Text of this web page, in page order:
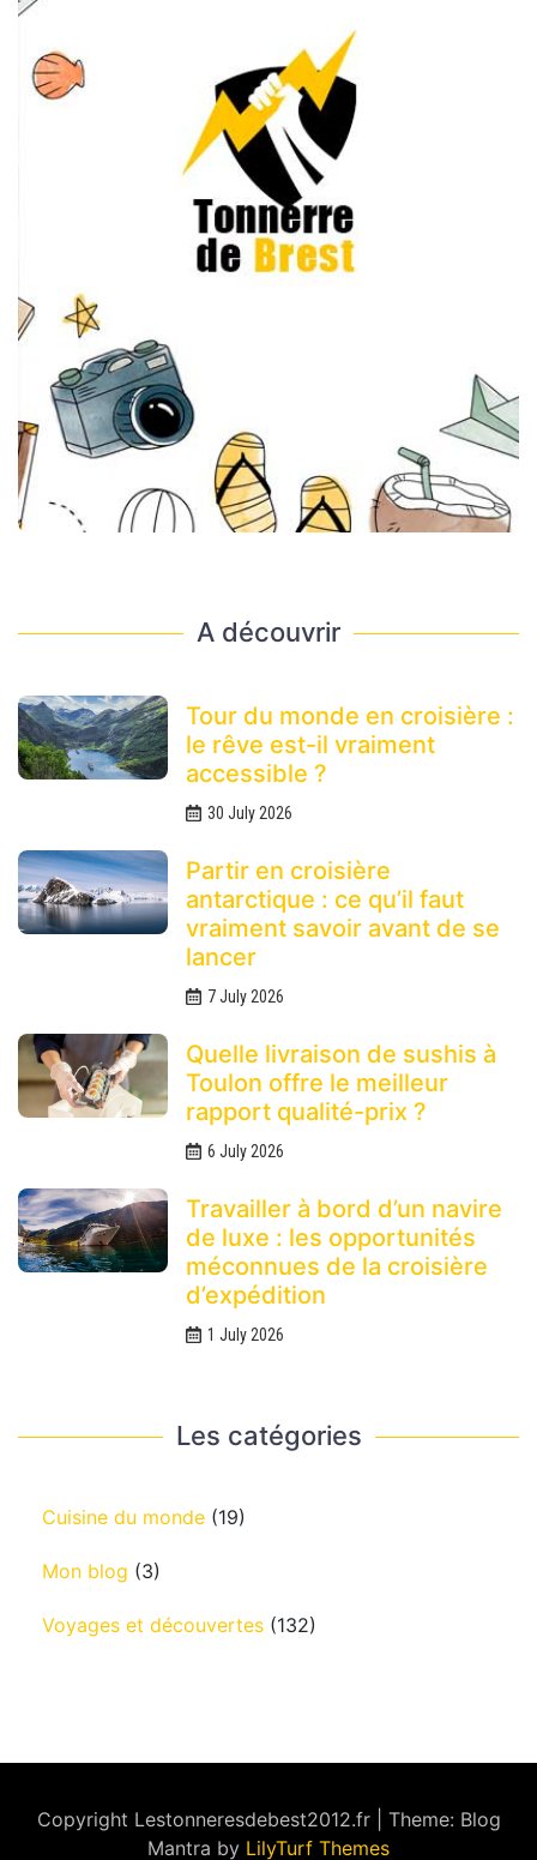
A découvrir
Tour du monde en croisière :
le rêve est-il vraiment
accessible ?
30 July 2026
Partir en croisière
antarctique : ce qu’il faut
vraiment savoir avant de se
lancer
7 July 2026
Quelle livraison de sushis à
Toulon offre le meilleur
rapport qualité-prix ?
6 July 2026
Travailler à bord d’un navire
de luxe : les opportunités
méconnues de la croisière
d’expédition
1 July 2026
Les catégories
Cuisine du monde (19)
Mon blog (3)
Voyages et découvertes (132)
Copyright Lestonneresdebest2012.fr
Theme: Blog
Mantra by LilyTurf Themes